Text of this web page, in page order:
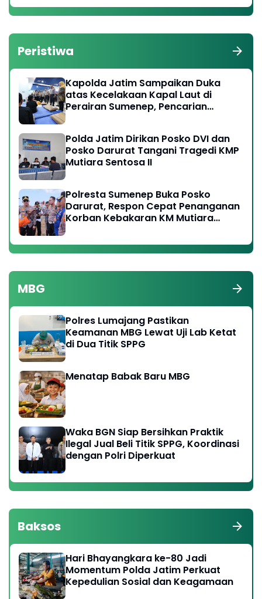
Peristiwa
Kapolda Jatim Sampaikan Duka
atas Kecelakaan Kapal Laut di
Perairan Sumenep, Pencarian
Polda Jatim Dirikan Posko DVI dan
Posko Darurat Tangani Tragedi KMP
Mutiara Sentosa II
Polresta Sumenep Buka Posko
Darurat, Respon Cepat Penanganan
Korban Kebakaran KM Mutiara
MBG
Polres Lumajang Pastikan
Keamanan MBG Lewat Uji Lab Ketat
di Dua Titik SPPG
Menatap Babak Baru MBG
Waka BGN Siap Bersihkan Praktik
Ilegal Jual Beli Titik SPPG, Koordinasi
dengan Polri Diperkuat
Baksos
Hari Bhayangkara ke-80 Jadi
Momentum Polda Jatim Perkuat
Kepedulian Sosial dan Keagamaan